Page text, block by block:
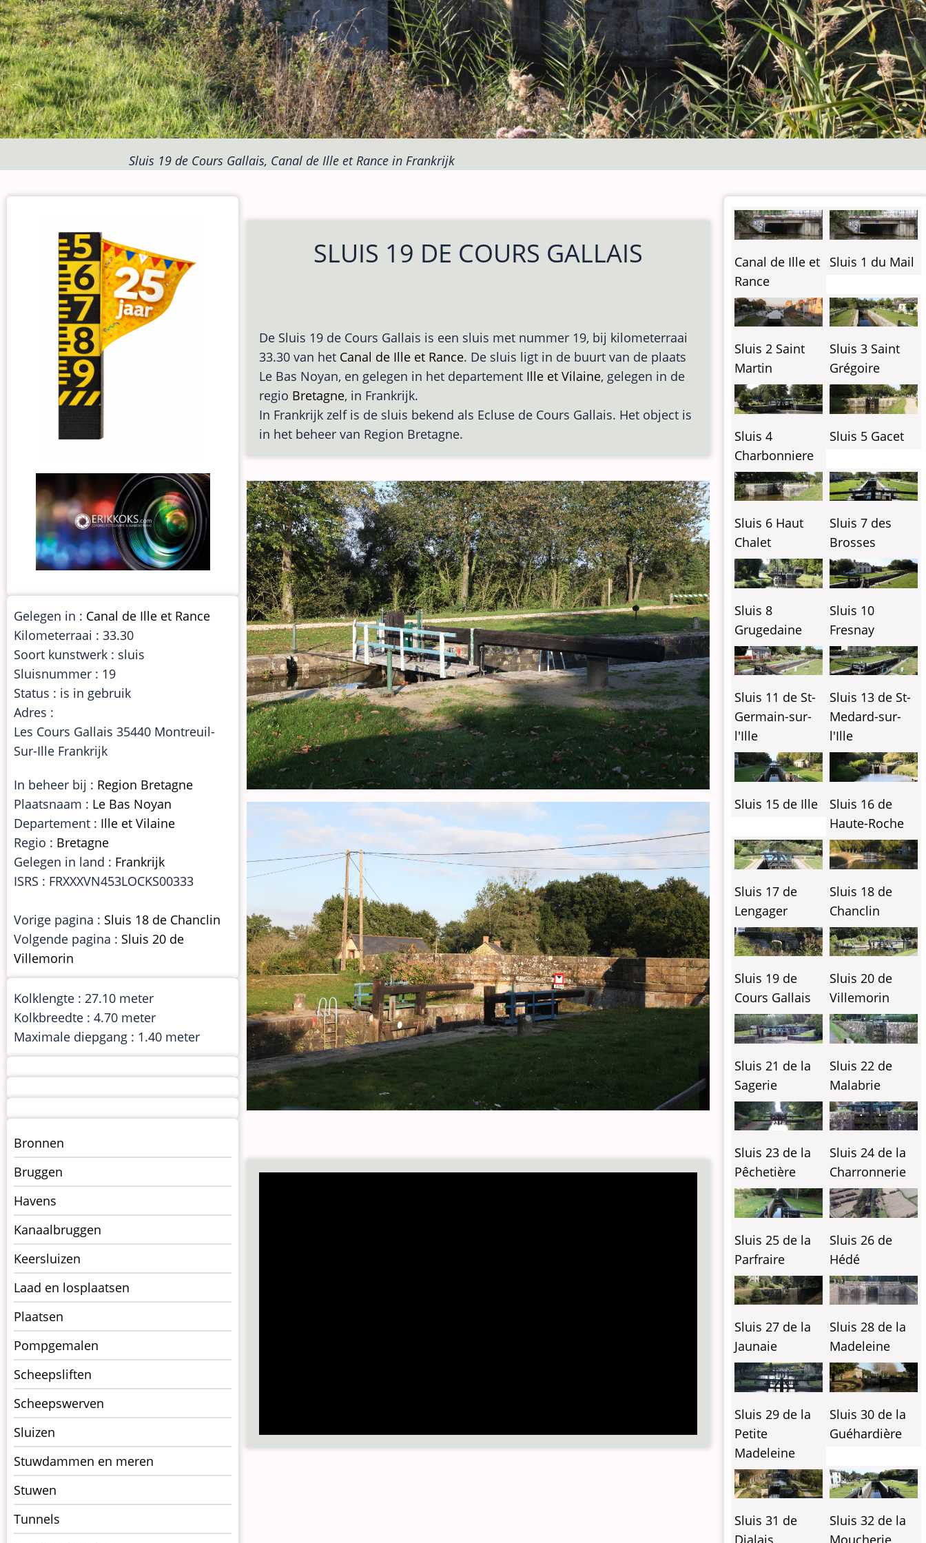
Sluis 19 de Cours Gallais, Canal de Ille et Rance in Frankrijk
SLUIS 19 DE COURS GALLAIS
De Sluis 19 de Cours Gallais is een sluis met nummer 19, bij kilometerraai
33.30 van het Canal de Ille et Rance. De sluis ligt in de buurt van de plaats
Le Bas Noyan, en gelegen in het departement Ille et Vilaine, gelegen in de
regio Bretagne, in Frankrijk.
In Frankrijk zelf is de sluis bekend als Ecluse de Cours Gallais. Het object is
in het beheer van Region Bretagne.
Gelegen in : Canal de Ille et Rance
Kilometerraai : 33.30
Soort kunstwerk : sluis
Sluisnummer : 19
Status : is in gebruik
Adres :
Les Cours Gallais 35440 Montreuil-
Sur-Ille Frankrijk
In beheer bij : Region Bretagne
Plaatsnaam : Le Bas Noyan
Departement : Ille et Vilaine
Regio : Bretagne
Gelegen in land : Frankrijk
ISRS : FRXXXVN453LOCKS00333
Vorige pagina : Sluis 18 de Chanclin
Volgende pagina : Sluis 20 de
Villemorin
Kolklengte : 27.10 meter
Kolkbreedte : 4.70 meter
Maximale diepgang : 1.40 meter
Menu
kunstwerken
op
kunstwerkpagina
Bronnen
Bruggen
Havens
Kanaalbruggen
Keersluizen
Laad en losplaatsen
Plaatsen
Pompgemalen
Scheepsliften
Scheepswerven
Sluizen
Stuwdammen en meren
Stuwen
Tunnels
Canal de Ille et
Rance
Sluis 1 du Mail
Sluis 2 Saint
Martin
Sluis 3 Saint
Grégoire
Sluis 4
Charbonniere
Sluis 5 Gacet
Sluis 6 Haut
Chalet
Sluis 7 des
Brosses
Sluis 8
Grugedaine
Sluis 10
Fresnay
Sluis 11 de St-
Germain-sur-
l'Ille
Sluis 13 de St-
Medard-sur-
l'Ille
Sluis 15 de Ille
Sluis 16 de
Haute-Roche
Sluis 17 de
Lengager
Sluis 18 de
Chanclin
Sluis 19 de
Cours Gallais
Sluis 20 de
Villemorin
Sluis 21 de la
Sagerie
Sluis 22 de
Malabrie
Sluis 23 de la
Pêchetière
Sluis 24 de la
Charronnerie
Sluis 25 de la
Parfraire
Sluis 26 de
Hédé
Sluis 27 de la
Jaunaie
Sluis 28 de la
Madeleine
Sluis 29 de la
Petite
Madeleine
Sluis 30 de la
Guéhardière
Sluis 31 de
Sluis 32 de la